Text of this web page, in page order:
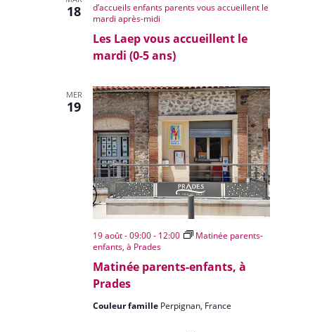
18
Les Laep vous accueillent le
mardi (0-5 ans)
d’accueils enfants parents vous accueillent le
mardi après-midi
MER
19
Matinée parents-enfants, à
Prades
19 août - 09:00- 12:00
Matinée parents-
enfants, à Prades
Couleur famille Perpignan, France